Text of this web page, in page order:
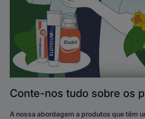
Conte-nos tudo sobre os
A nossa abordagem a produtos que têm